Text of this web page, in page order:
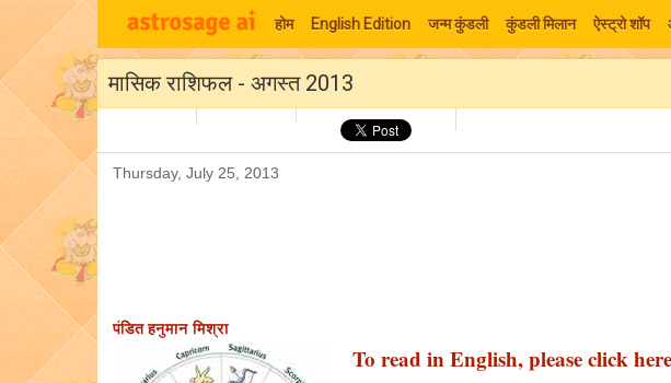
होम English Edition जन्म कुंडली कुंडली मिलान ऐस्ट्रो शॉप
मासिक राशिफल - अगस्त 2013
Thursday, July 25, 2013
पंडित हनुमान मिश्रा
To read in English, please click